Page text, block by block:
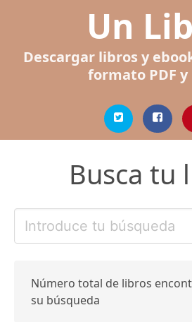
Un
Descargar libros y
formato PDF y
Busca tu
Número total de libros
su búsqueda